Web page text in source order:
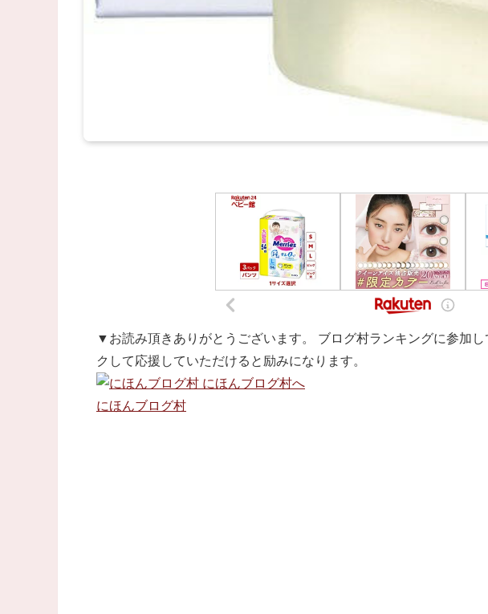
▼お読み頂きありがとうございます。 ブログ村ランキングに参加
クして応援していただけると励みになります。
にほんブログ村